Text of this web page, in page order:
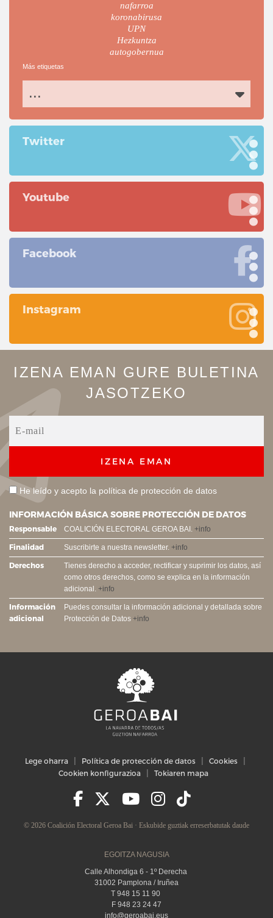
nafarroa
koronabirusa
UPN
Hezkuntza
autogobernua
Más etiquetas
...
Twitter
Youtube
Facebook
Instagram
IZENA EMAN GURE BULETINA
JASOTZEKO
IZENA EMAN
He leído y acepto la política de protección de datos
INFORMACIÓN BÁSICA SOBRE PROTECCIÓN DE DATOS
Responsable COALICIÓN ELECTORAL GEROA BAI. +info
Finalidad Suscribirte a nuestra newsletter. +info
Derechos
Tienes derecho a acceder, rectificar y suprimir los datos, así
como otros derechos, como se explica en la información
adicional. +info
Información
adicional
Puedes consultar la información adicional y detallada sobre
Protección de Datos +info
Lege oharra Política de protección de datos
Cookies
Cookien konfigurazioa
Tokiaren mapa
© 2026 Coalición Electoral Geroa Bai · Eskubide guztiak erreserbatutak daude
EGOITZA NAGUSIA
Calle Alhondiga 6 - 1º Derecha
31002 Pamplona / Iruñea
T 948 15 11 90
F 948 23 24 47
info@geroabai.eus